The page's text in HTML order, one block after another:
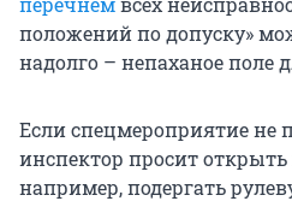
положений по допуску»
надолго – непаханое поле
Если спецмероприятие не
инспектор просит
например, подергать